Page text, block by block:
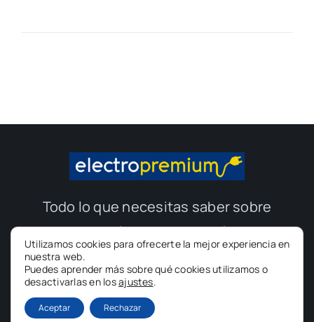
Todo lo que necesitas saber sobre
electrodomésticos y electrónica de
Electro Premium
reservados • Desarrolado por
Utilizamos cookies para ofrecerte la mejor experiencia en
nuestra web.
Puedes aprender más sobre qué cookies utilizamos o
desactivarlas en losajustes.
Aceptar Rechazar